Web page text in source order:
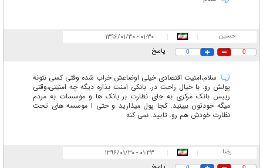
حسین |
| ۰۱:۳۰ - ۱۳۹۶/۰۱/۳۰
0
0 پاسخ
سلام،امنیت اقتصادی خیلی اوضاعش خراب شده وقتی کسی نتونه
پولش رو. با خیال راحت در. بانکی امنت بذاره دیگه چه امنیتی،وقتی
رییس بانک مرکزی به جای نظارت بر بانک ها و موسسات به مردم
میگه خودتون ببینید. کجا پول میذارید و حتی ا موسسه های تحت
نظارت خودش هم رو. تایید. نمی کنه
رضا |
| ۰۱:۳۳ - ۱۳۹۶/۰۱/۳۰